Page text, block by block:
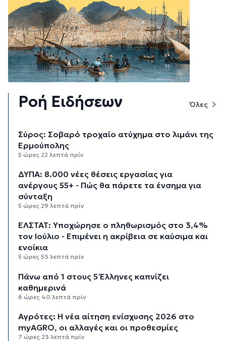
Ροή Ειδήσεων Όλες
Σύρος: Σοβαρό τροχαίο ατύχημα στο λιμάνι της
Ερμούπολης
5 ώρες 22 λεπτά πρίν
ΔΥΠΑ: 8.000 νέες θέσεις εργασίας για
ανέργους 55+ - Πώς θα πάρετε τα ένσημα για
σύνταξη
5 ώρες 29 λεπτά πρίν
ΕΛΣΤΑΤ: Υποχώρησε ο πληθωρισμός στο 3,4%
τον Ιούλιο - Επιμένει η ακρίβεια σε καύσιμα και
ενοίκια
5 ώρες 53 λεπτά πρίν
Πάνω από 1 στους 5 Έλληνες καπνίζει
καθημερινά
6 ώρες 40 λεπτά πρίν
Αγρότες: Η νέα αίτηση ενίσχυσης 2026 στο
myAGRO, οι αλλαγές και οι προθεσμίες
7 ώρες 23 λεπτά πρίν